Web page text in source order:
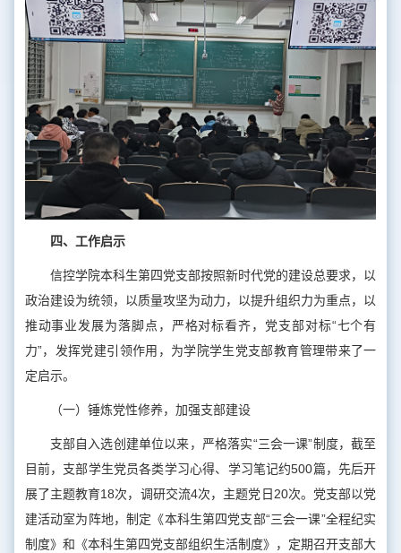
四、工作启示
信控学院本科生第四党支部按照新时代党的建设总要求，以
政治建设为统领，以质量攻坚为动力，以提升组织力为重点，以
推动事业发展为落脚点，严格对标看齐，党支部对标“七个有
力”，发挥党建引领作用，为学院学生党支部教育管理带来了一
定启示。
（一）锤炼党性修养，加强支部建设
支部自入选创建单位以来，严格落实“三会一课”制度，截至
目前，支部学生党员各类学习心得、学习笔记约500篇，先后开
展了主题教育18次，调研交流4次，主题党日20次。党支部以党
建活动室为阵地，制定《本科生第四党支部“三会一课”全程纪实
制度》和《本科生第四党支部组织生活制度》，定期召开支部大